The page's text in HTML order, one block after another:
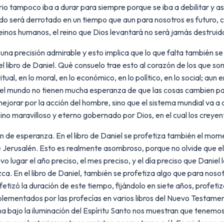
tampoco iba a durar para siempre porque se iba a debilitar y
será derrotado en un tiempo que aun para nosotros es futuro,
humanos, el reino que Dios levantará no será jamás
precisión admirable y esto implica que lo que falta también
de Daniel. Qué consuelo trae esto al corazón de los que
en lo moral, en lo económico, en lo político, en lo social; aun
mundo no tienen mucha esperanza de que las cosas cambien
por la acción del hombre, sino que el sistema mundial va
maravilloso y eterno gobernado por Dios, en el cual los
de esperanza. En el libro de Daniel se profetiza también el
Esto es realmente asombroso, porque no olvide que
lugar el año preciso, el mes preciso, y el día preciso que
En el libro de Daniel, también se profetiza algo que para
la duración de este tiempo, fijándolo en siete años,
por las profecías en varios libros del Nuevo
bajo la iluminación del Espíritu Santo nos muestran que